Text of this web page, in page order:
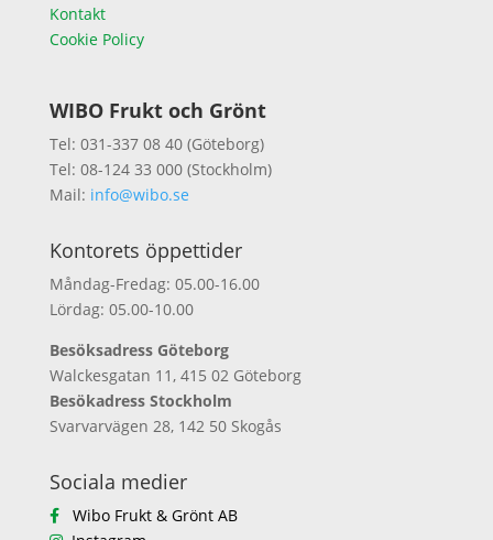
Kontakt
Cookie Policy
WIBO Frukt och Grönt
Tel: 031-337 08 40 (Göteborg)
Tel: 08-124 33 000 (Stockholm)
Mail: info@wibo.se
Kontorets öppettider
Måndag-Fredag: 05.00-16.00
Lördag: 05.00-10.00
Besöksadress Göteborg
Walckesgatan 11, 415 02 Göteborg
Besökadress Stockholm
Svarvarvägen 28, 142 50 Skogås
Sociala medier
Wibo Frukt & Grönt AB